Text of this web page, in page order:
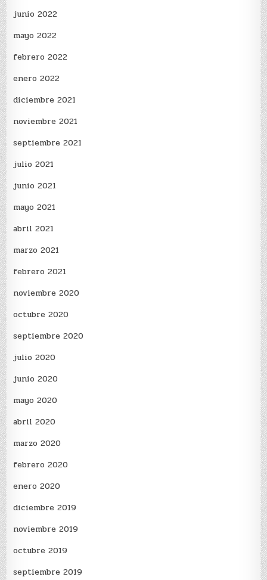
junio 2022
mayo 2022
febrero 2022
enero 2022
diciembre 2021
noviembre 2021
septiembre 2021
julio 2021
junio 2021
mayo 2021
abril 2021
marzo 2021
febrero 2021
noviembre 2020
octubre 2020
septiembre 2020
julio 2020
junio 2020
mayo 2020
abril 2020
marzo 2020
febrero 2020
enero 2020
diciembre 2019
noviembre 2019
octubre 2019
septiembre 2019